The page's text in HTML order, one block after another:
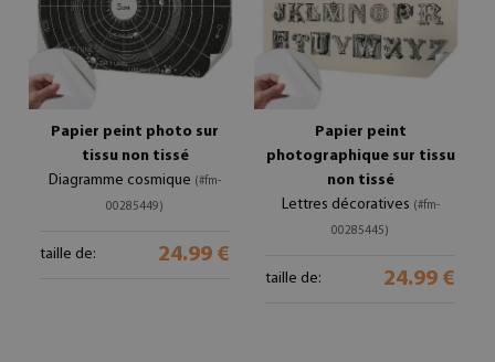
Papier peint photo sur
tissu non tissé
Diagramme cosmique (#fm-
00285449)
taille de: 24.99 €
Papier peint
photographique sur tissu
non tissé
Lettres décoratives (#fm-
00285445)
taille de: 24.99 €